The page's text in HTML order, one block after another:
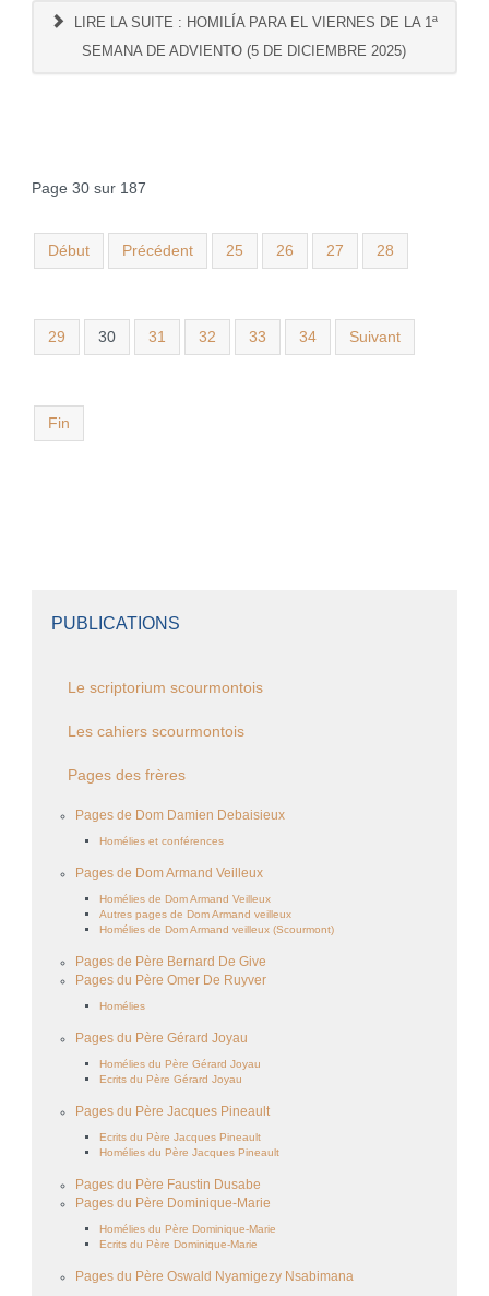
LIRE LA SUITE : HOMILÍA PARA EL VIERNES DE LA 1ª
SEMANA DE ADVIENTO (5 DE DICIEMBRE 2025)
Page 30 sur 187
Début Précédent 25 26 27 28
29 30 31 32 33 34 Suivant
Fin
PUBLICATIONS
Le scriptorium scourmontois
Les cahiers scourmontois
Pages des frères
Pages de Dom Damien Debaisieux
Homélies et conférences
Pages de Dom Armand Veilleux
Homélies de Dom Armand Veilleux
Autres pages de Dom Armand veilleux
Homélies de Dom Armand veilleux (Scourmont)
Pages de Père Bernard De Give
Pages du Père Omer De Ruyver
Homélies
Pages du Père Gérard Joyau
Homélies du Père Gérard Joyau
Ecrits du Père Gérard Joyau
Pages du Père Jacques Pineault
Ecrits du Père Jacques Pineault
Homélies du Père Jacques Pineault
Pages du Père Faustin Dusabe
Pages du Père Dominique-Marie
Homélies du Père Dominique-Marie
Ecrits du Père Dominique-Marie
Pages du Père Oswald Nyamigezy Nsabimana